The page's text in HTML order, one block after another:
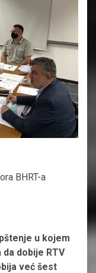
BHRT-a
u kojem
dobije RTV
već šest